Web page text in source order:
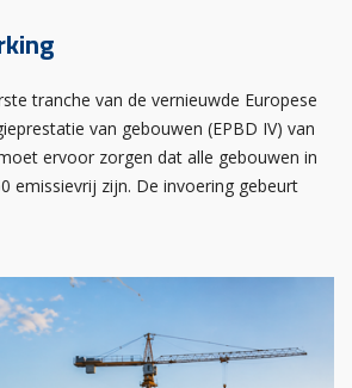
tranche van de vernieuwde Europese
van gebouwen (EPBD IV) van
ervoor zorgen dat alle gebouwen in
emissievrij zijn. De invoering gebeurt